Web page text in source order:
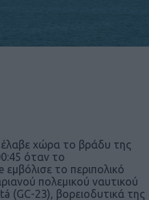
χώρα το βράδυ της
όταν το
εμβόλισε το περιπολικό
πολεμικού ναυτικού
(GC-23), βορειοδυτικά της